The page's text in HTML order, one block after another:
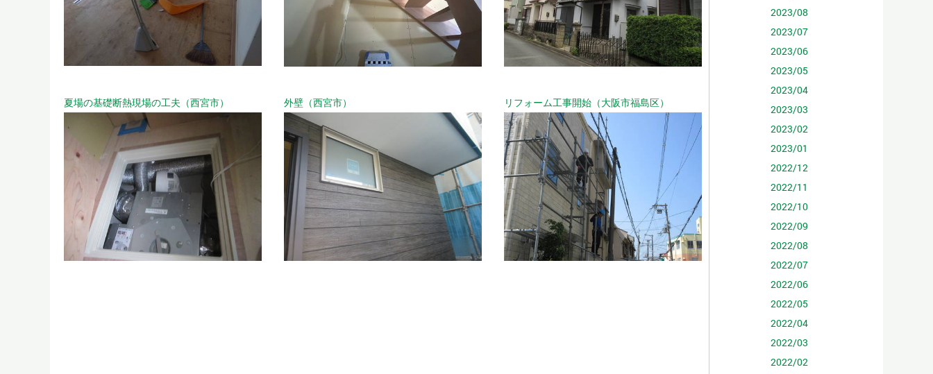
夏場の基礎断熱現場の工夫（西宮市） 外壁（西宮市） リフォーム工事開始（大阪市福島区）
2023/08
2023/07
2023/06
2023/05
2023/04
2023/03
2023/02
2023/01
2022/12
2022/11
2022/10
2022/09
2022/08
2022/07
2022/06
2022/05
2022/04
2022/03
2022/02